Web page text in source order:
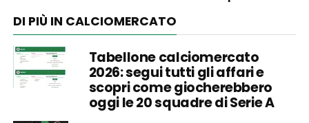
DI PIÙ IN CALCIOMERCATO
Tabellone calciomercato
2026: segui tutti gli affari e
scopri come giocherebbero
oggi le 20 squadre di Serie A